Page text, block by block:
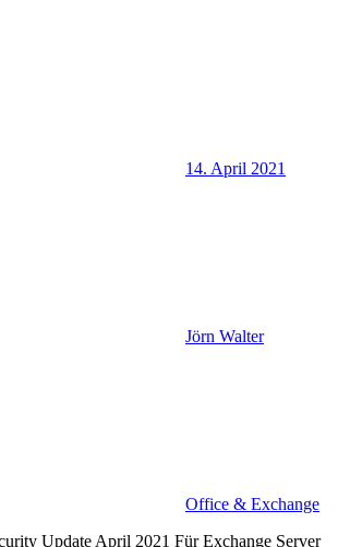
14. April 2021
Jörn Walter
Office & Exchange
Update April 2021 Für Exchange Server